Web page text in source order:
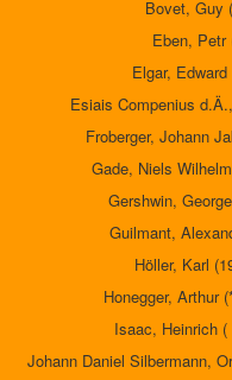
Bovet, Guy
Eben, Petr
Elgar,
Esiais Compenius
Froberger, Johann
Gade, Niels
Gershwin,
Guilmant,
Höller, Karl
Honegger, Arthur
Isaac, Heinrich
Johann Daniel Silbermann,